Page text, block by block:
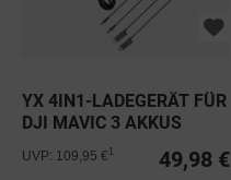
YX 4IN1-LADEGERÄT FÜR
DJI MAVIC 3 AKKUS
49,98 €
UVP: 109,95 € 1